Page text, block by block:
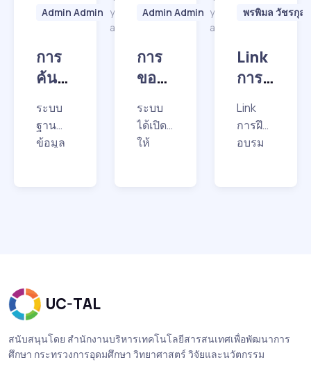
Admin Admin years
ago
การ
ค้นห
ข้อมู
ลจาก
สมุด
ระบบ
ฐาน
ข้อมูล
ห้อง
สมุด
สถาบัน
เอกชน
Admin Admin years
ago
การ
ขอยื
ระหว่
าง
สมุด
ระบบ
ได้เปิด
ให้
ห้อง
สมุด
พรพิมล วัชรกุล
Link
การ
ฝึก
อบรม
UC-
ย้อน
Link
การฝึก
อบรม
UC-TAL
สนับสนุนโดย สำนักงานบริหารเทคโนโลยีสารสนเทศเพื่อพัฒนาการ
ศึกษา กระทรวงการอุดมศึกษา วิทยาศาสตร์ วิจัยและนวัตกรรม